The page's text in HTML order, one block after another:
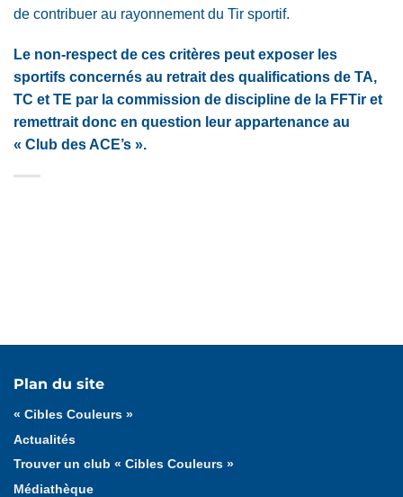
de contribuer au rayonnement du Tir sportif.
Le non-respect de ces critères peut exposer les
sportifs concernés au retrait des qualifications de TA,
TC et TE par la commission de discipline de la FFTir et
remettrait donc en question leur appartenance au
« Club des ACE’s ».
Plan du site
« Cibles Couleurs »
Actualités
Trouver un club « Cibles Couleurs »
Médiathèque